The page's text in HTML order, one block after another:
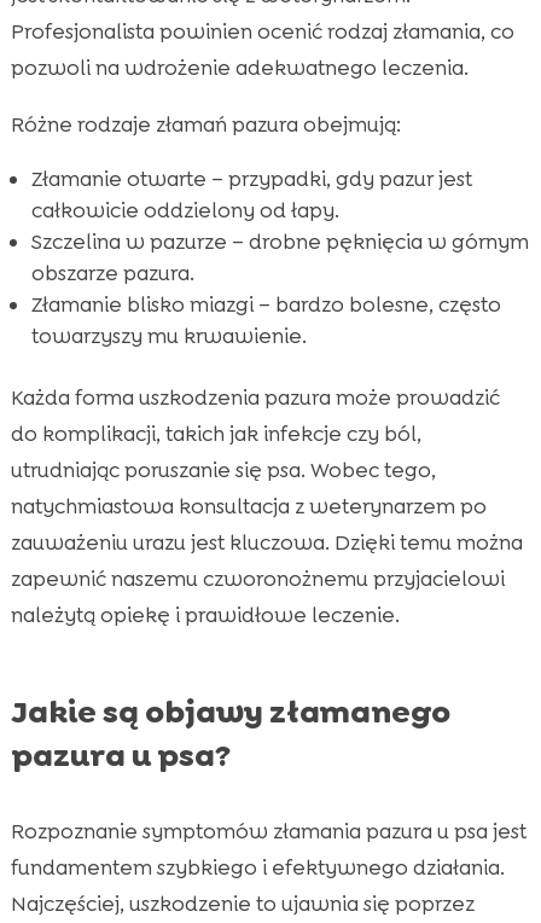
Profesjonalista powinien ocenić rodzaj złamania, co
pozwoli na wdrożenie adekwatnego leczenia.
Różne rodzaje złamań pazura obejmują:
Złamanie otwarte – przypadki, gdy pazur jest
całkowicie oddzielony od łapy.
Szczelina w pazurze – drobne pęknięcia w górnym
obszarze pazura.
Złamanie blisko miazgi – bardzo bolesne, często
towarzyszy mu krwawienie.
Każda forma uszkodzenia pazura może prowadzić
do komplikacji, takich jak infekcje czy ból,
utrudniając poruszanie się psa. Wobec tego,
natychmiastowa konsultacja z weterynarzem po
zauważeniu urazu jest kluczowa. Dzięki temu można
zapewnić naszemu czworonożnemu przyjacielowi
należytą opiekę i prawidłowe leczenie.
Jakie są objawy złamanego
pazura u psa?
Rozpoznanie symptomów złamania pazura u psa jest
fundamentem szybkiego i efektywnego działania.
Najczęściej, uszkodzenie to ujawnia się poprzez